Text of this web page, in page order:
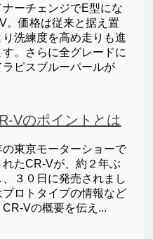
ーチェンジでE型にな
。価格は従来と据え置
り洗練度を高め走りも進
。さらに全グレードに
ラピスブルーパールが
Vのポイントとは
の東京モーターショーで
れたCR-Vが、約２年ぶ
、３０日に発売されまし
プロトタイプの情報など
CR-Vの概要を伝え...